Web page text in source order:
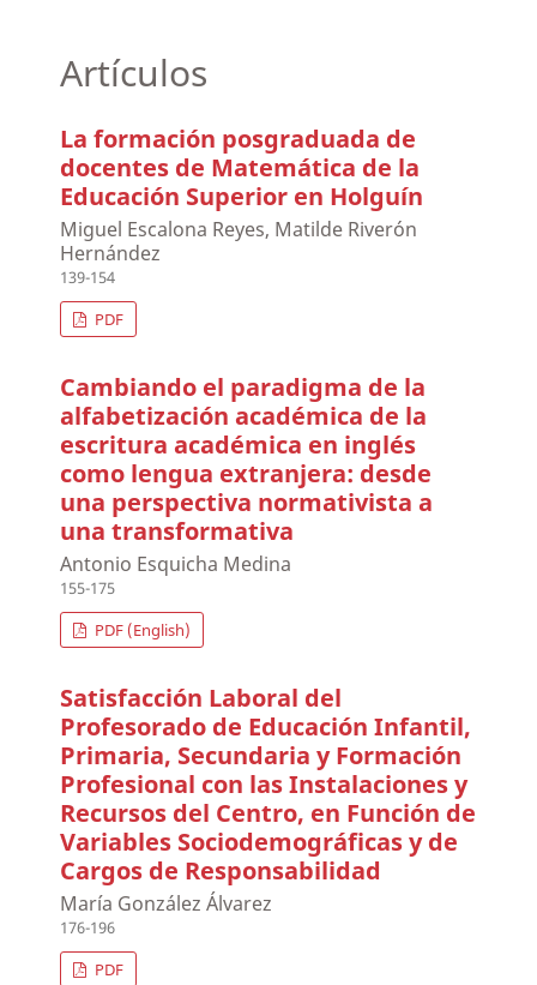
Artículos
La formación posgraduada de
docentes de Matemática de la
Educación Superior en Holguín
Miguel Escalona Reyes, Matilde Riverón
Hernández
139-154
PDF
Cambiando el paradigma de la
alfabetización académica de la
escritura académica en inglés
como lengua extranjera: desde
una perspectiva normativista a
una transformativa
Antonio Esquicha Medina
155-175
PDF (English)
Satisfacción Laboral del
Profesorado de Educación Infantil,
Primaria, Secundaria y Formación
Profesional con las Instalaciones y
Recursos del Centro, en Función de
Variables Sociodemográficas y de
Cargos de Responsabilidad
María González Álvarez
176-196
PDF